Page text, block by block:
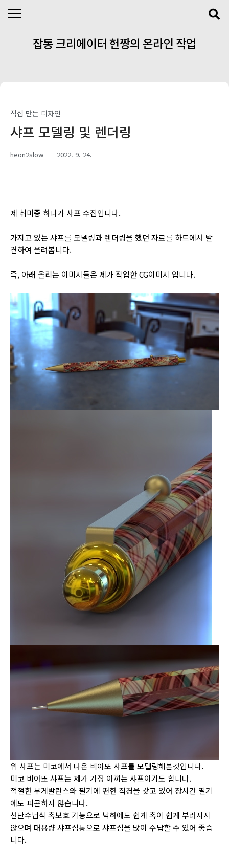
잡동 크리에이터 헌짱의 온라인 작업
직접 만든 디자인
샤프 모델링 및 렌더링
heon2slow 2022. 9. 24.
제 취미중 하나가 샤프 수집입니다.
가지고 있는 샤프를 모델링과 렌더링을 했던 자료를 하드에서 발
견하여 올려봅니다.
즉, 아래 올리는 이미지들은 제가 작업한 CG이미지 입니다.
위 샤프는 미코에서 나온 비아또 샤프를 모델링해본것입니다.
미코 비아또 샤프는 제가 가장 아끼는 샤프이기도 합니다.
적절한 무게발란스와 필기에 편한 직경을 갖고 있어 장시간 필기
에도 피곤하지 않습니다.
선단수납식 촉보호 기능으로 낙하에도 쉽게 촉이 쉽게 부러지지
않으며 대용량 샤프심통으로 샤프심을 많이 수납할 수 있어 좋습
니다.